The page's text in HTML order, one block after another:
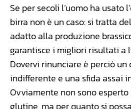
Se per secoli l’uomo ha usato
birra non è un caso: si tratta
adatto alla produzione
garantisce i migliori risultati a
Dovervi rinunciare è perciò un
indifferente e una sfida assai
Ovviamente non sono
glutine, ma per quanto si